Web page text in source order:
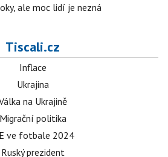
ale moc lidí je nezná
Tiscali.cz
Inflace
Ukrajina
na Ukrajině
Migrační politika
ve fotbale 2024
Ruský prezident